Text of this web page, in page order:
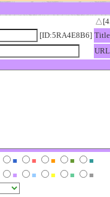
[ID:5RA4E8B6] Title
URL
■ ■ ■ ■
■
■ ■ ■ ■
■